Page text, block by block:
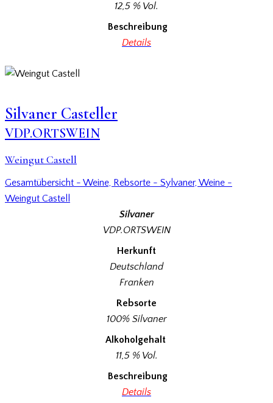
12,5 % Vol.
Beschreibung
Details
Silvaner Casteller
VDP.ORTSWEIN
Weingut Castell
Gesamtübersicht - Weine, Rebsorte - Sylvaner, Weine -
Weingut Castell
Silvaner
VDP.ORTSWEIN
Herkunft
Deutschland
Franken
Rebsorte
100% Silvaner
Alkoholgehalt
11,5 % Vol.
Beschreibung
Details